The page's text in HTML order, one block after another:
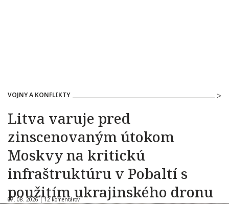
VOJNY A KONFLIKTY
Litva varuje pred
zinscenovaným útokom
Moskvy na kritickú
infraštruktúru v Pobaltí s
použitím ukrajinského dronu
07. 08. 2026 |12 komentárov